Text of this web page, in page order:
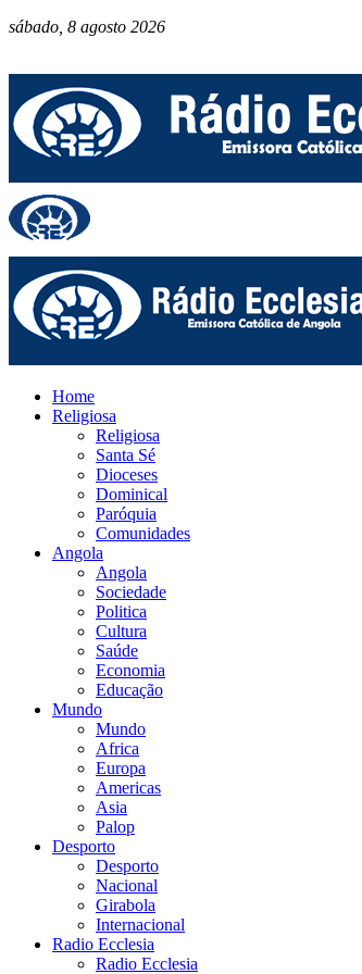
sábado, 8 agosto 2026
Home
Religiosa
Religiosa
Santa Sé
Dioceses
Dominical
Paróquia
Comunidades
Angola
Angola
Sociedade
Politica
Cultura
Saúde
Economia
Educação
Mundo
Mundo
Africa
Europa
Americas
Asia
Palop
Desporto
Desporto
Nacional
Girabola
Internacional
Radio Ecclesia
Radio Ecclesia